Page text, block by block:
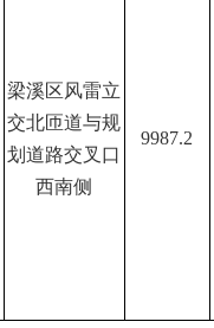
梁溪区风雷立
交北匝道与规
划道路交叉口
西南侧
9987.2